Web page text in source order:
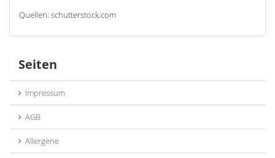
Quellen: schutterstock.com
Seiten
Impressum
AGB
Allergene